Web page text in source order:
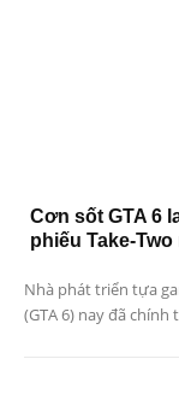
Cơn sốt GTA 6
phiếu Take-
Nhà phát triển tựa
(GTA 6) nay đã